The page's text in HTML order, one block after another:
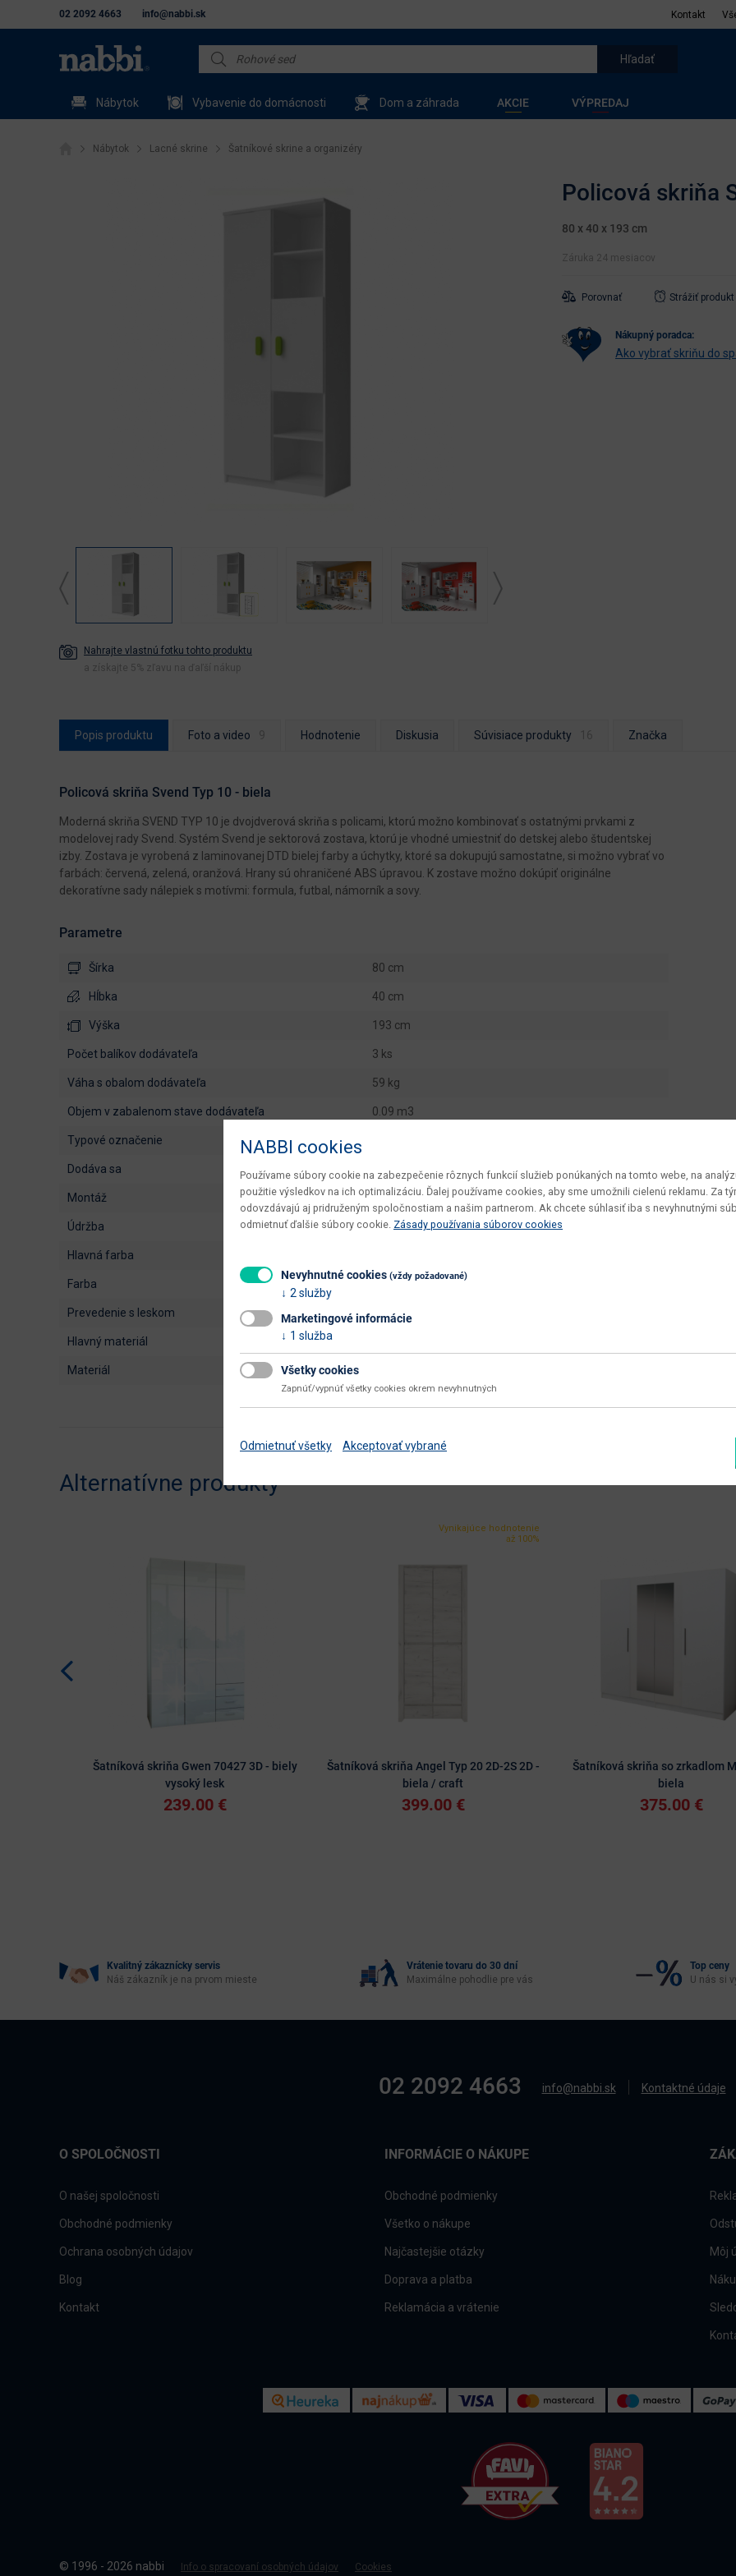
02 2092 4663 info@nabbi.sk Kontakt
Nábytok Vybavenie do domácnosti Dom a záhrada AKCIE VÝPREDAJ
Nábytok Lacné skrine Šatníkové skrine a organizéry
Nahrajte vlastnú fotku tohto produktu
a získajte 5% zľavu na ďaľší nákup
Policová skriňa
80 x 40 x 193 cm
Záruka 24 mesiacov
Porovnať Strážiť produkt
nákupný poradca:
Ako vybrať skriňu do
Popis produktu Foto a video Hodnotenie Diskusia Súvisiace produkty Značka
Policová skriňa Svend Typ 10 - biela
Moderná skriňa SVEND TYP 10 je dvojdverová skriňa s policami, ktorú možno kombinovať s ostatnými prvkami z
modelovej rady Svend. Systém Svend je sektorová zostava, ktorú je vhodné umiestniť do detskej alebo študentskej
izby. Zostava je vyrobená z laminovanej DTD bielej farby a úchytky, ktoré sa dokupujú samostatne, si možno vybrať vo
farbách: červená, zelená, oranžová. Hrany sú ohraničené ABS úpravou. K zostave možno dokúpiť originálne
dekoratívne sady nálepiek s motívmi: formula, futbal, námorník a sovy.
Parametre
Šírka 80 cm
Hĺbka 40 cm
Výška 193 cm
počet balíkov dodávateľa 3 ks
váha s obalom dodávateľa 59 kg
objem v zabalenom stave dodávateľa 0.09 m3
typové označenie
dodáva sa v demonte
montáž vyžaduje zručnosť
údržba utierať navlhko
hlavná farba
farba biela
prevedenie s leskom nie
hlavný materiál
materiál
Alternatívne produkty
Šatníková skriňa Gwen 70427 3D - biely
vysoký lesk
239.00 €
Vynikajúce hodnotenie
až 100%
Šatníková skriňa Angel Typ 20 2D-2S 2D -
biela / craft
399.00 €
Šatníková skriňa so zrkadlom
biela
375.00 €
Kvalitný zákaznícky servis
Náš zákazník je na prvom mieste
Vrátenie tovaru do 30 dní
Maximálne pohodlie pre vás
Top ceny
U nás si
02 2092 4663 info@nabbi.sk Kontaktné údaje
O SPOLOČNOSTI
O našej spoločnosti
Obchodné podmienky
Ochrana osobných údajov
Blog
Kontakt
INFORMÁCIE O NÁKUPE
Obchodné podmienky
Všetko o nákupe
Najčastejšie otázky
Doprava a platba
Reklamácia a vrátenie
Môj
© 1996 - 2026 nabbi Info o spracovaní osobných údajov Cookies
NABBI cookies
Používame súbory cookie na zabezpečenie rôznych funkcií služieb ponúkaných na tomto webe, na
použitie výsledkov na ich optimalizáciu. Ďalej používame cookies, aby sme umožnili cielenú reklamu. Za
odovzdávajú aj pridruženým spoločnostiam a našim partnerom. Ak chcete súhlasiť iba s nevyhnutnými
odmietnuť ďalšie súbory cookie. Zásady používania súborov cookies
Nevyhnutné cookies (vždy požadované)
2 služby
Marketingové informácie
1 služba
Všetky cookies
Zapnúť/vypnúť všetky cookies okrem nevyhnutných
Odmietnuť všetky Akceptovať vybrané